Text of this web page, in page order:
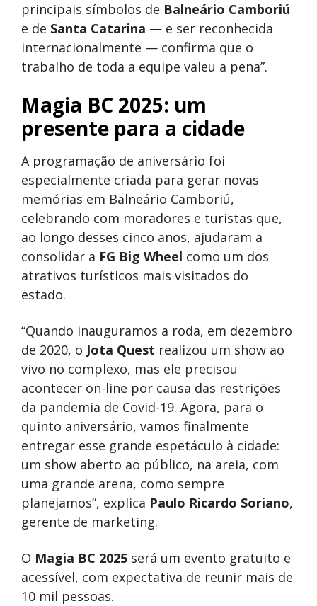
principais símbolos de Balneário Camboriú
e de Santa Catarina — e ser reconhecida
internacionalmente — confirma que o
trabalho de toda a equipe valeu a pena”.
Magia BC 2025: um
presente para a cidade
A programação de aniversário foi
especialmente criada para gerar novas
memórias em Balneário Camboriú,
celebrando com moradores e turistas que,
ao longo desses cinco anos, ajudaram a
consolidar a FG Big Wheel como um dos
atrativos turísticos mais visitados do
estado.
“Quando inauguramos a roda, em dezembro
de 2020, o Jota Quest realizou um show ao
vivo no complexo, mas ele precisou
acontecer on-line por causa das restrições
da pandemia de Covid-19. Agora, para o
quinto aniversário, vamos finalmente
entregar esse grande espetáculo à cidade:
um show aberto ao público, na areia, com
uma grande arena, como sempre
planejamos”, explica Paulo Ricardo Soriano,
gerente de marketing.
O Magia BC 2025 será um evento gratuito e
acessível, com expectativa de reunir mais de
10 mil pessoas.